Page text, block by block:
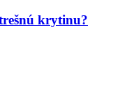
krytinu?